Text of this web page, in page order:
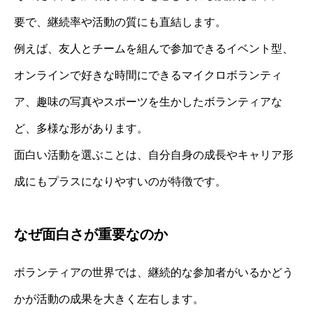
要で、継続率や活動の質にも直結します。
例えば、友人とチームを組んで参加できるイベント型、
オンラインで好きな時間にできるマイクロボランティ
ア、趣味の写真やスポーツを生かしたボランティアな
ど、多様な形があります。
面白い活動を選ぶことは、自分自身の成長やキャリア形
成にもプラスになりやすいのが特徴です。
なぜ面白さが重要なのか
ボランティアの世界では、継続的な参加者がいるかどう
かが活動の成果を大きく左右します。